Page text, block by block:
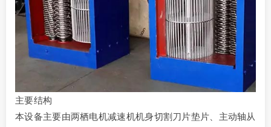
主要结构
本设备主要由两栖电机减速机机身切割刀片垫片、主动轴从